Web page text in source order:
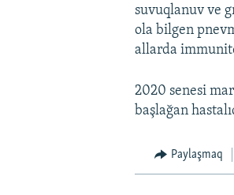
suvuqlanuv ve
ola bilgen
allarda
2020 senesi
başlağan
Paylaşmaq